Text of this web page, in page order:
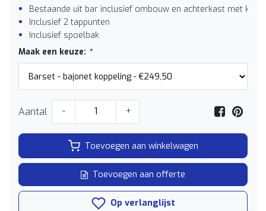
Bestaande uit bar inclusief ombouw en achterkast met
Inclusief 2 tappunten
Inclusief spoelbak
Maak een keuze: *
Aantal - +
Toevoegen aan winkelwagen
Toevoegen aan offerte
Op verlanglijst